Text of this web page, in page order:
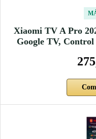
Xiaomi TV A Pro
Google TV,